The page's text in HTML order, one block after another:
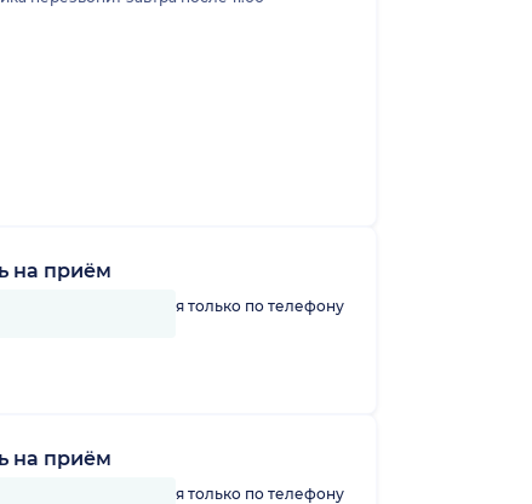
на приём
можно записаться только по телефону
на приём
можно записаться только по телефону